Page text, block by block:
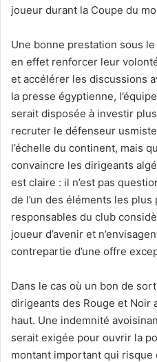
joueur durant la Coupe du
Une bonne prestation sous
en effet renforcer leur
et accélérer les discussions
la presse égyptienne,
serait disposée à investir
recruter le défenseur
l’échelle du continent, mais
convaincre les dirigeants
est claire : il n’est pas
de l’un des éléments les
responsables du club
joueur d’avenir et
contrepartie d’une offre
Dans le cas où un bon de
dirigeants des Rouge et Noir
haut. Une indemnité
serait exigée pour ouvrir la
montant important qui risque